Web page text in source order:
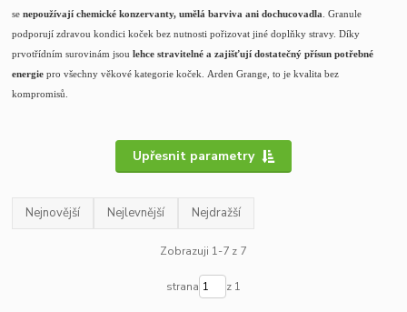
senepoužívají chemické konzervanty, umělá barviva ani dochucovadla . Granule
podporují zdravou kondici koček bez nutnosti pořizovat jiné doplňky stravy. Díky
prvotřídním surovinám jsoulehce stravitelné a zajišťují dostatečný přísun potřebné
energie pro všechny věkové kategorie koček. Arden Grange, to je kvalita bez
kompromisů.
Upřesnit parametry
Nejnovější Nejlevnější Nejdražší
Zobrazuji 1-7 z 7
strana z 1